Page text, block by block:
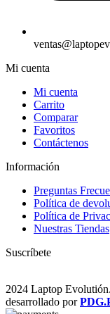
Mi cuenta
Mi cuenta
Carrito
Comparar
Favoritos
Contáctenos
Información
Preguntas
Política de
Política de
Nuestras Tiendas
Suscríbete
2024 Laptop
desarrollado por